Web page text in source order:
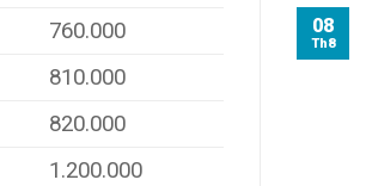
760.000
810.000
820.000
1.200.000
08
Th8